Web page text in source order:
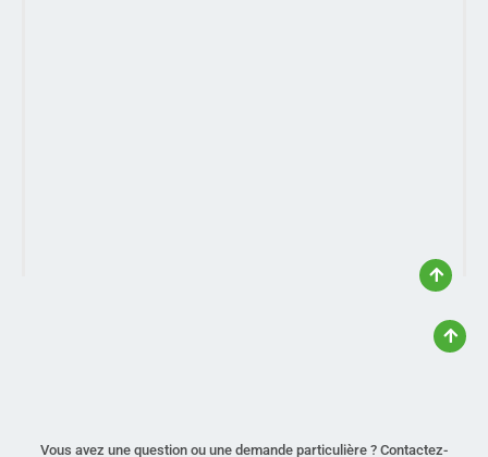
Vous avez une question ou une demande particulière ? Contactez-